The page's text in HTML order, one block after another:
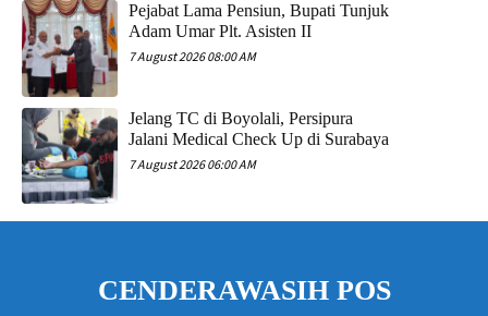
Pejabat Lama Pensiun, Bupati Tunjuk
Adam Umar Plt. Asisten II
7 August 2026 08:00 AM
Jelang TC di Boyolali, Persipura
Jalani Medical Check Up di Surabaya
7 August 2026 06:00 AM
CENDERAWASIH POS